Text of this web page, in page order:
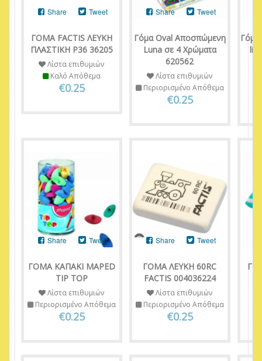
ΓΟΜΑ FACTIS ΛΕΥΚΗ
ΠΛΑΣΤΙΚΗ P36 36205
Share Tweet
Λίστα επιθυμιών
Καλό Απόθεμα
€0.25
Γόμα Oval Αποσπώμενη
Luna σε 4 Χρώματα
620562
Share Tweet
Λίστα επιθυμιών
Περιορισμένο Απόθεμα
€0.25
ΓΟΜΑ ΚΑΠΑΚΙ MAPED
TIP TOP
Share Tweet
Λίστα επιθυμιών
Περιορισμένο Απόθεμα
€0.25
ΓΟΜΑ ΛΕΥΚΗ 60RC
FACTIS 004036224
Share Tweet
Λίστα επιθυμιών
Περιορισμένο Απόθεμα
€0.25